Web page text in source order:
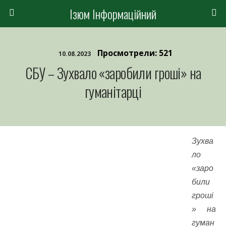
Ізюм Інформаційний
10.08.2023 Просмотрели: 521
СБУ – Зухвало «заробили гроші» на
гуманітарці
Зухва
ло
«заро
били
гроші
» на
гуман